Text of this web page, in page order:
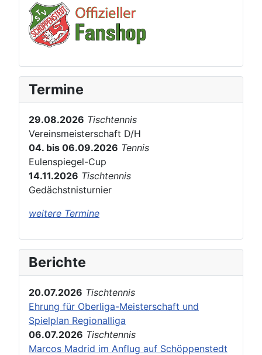
Termine
29.08.2026 Tischtennis
Vereinsmeisterschaft D/H
04. bis 06.09.2026 Tennis
Eulenspiegel-Cup
14.11.2026 Tischtennis
Gedächstnisturnier
weitere Termine
Berichte
20.07.2026 Tischtennis
Ehrung für Oberliga-Meisterschaft und
Spielplan Regionalliga
06.07.2026 Tischtennis
Marcos Madrid im Anflug auf Schöppenstedt